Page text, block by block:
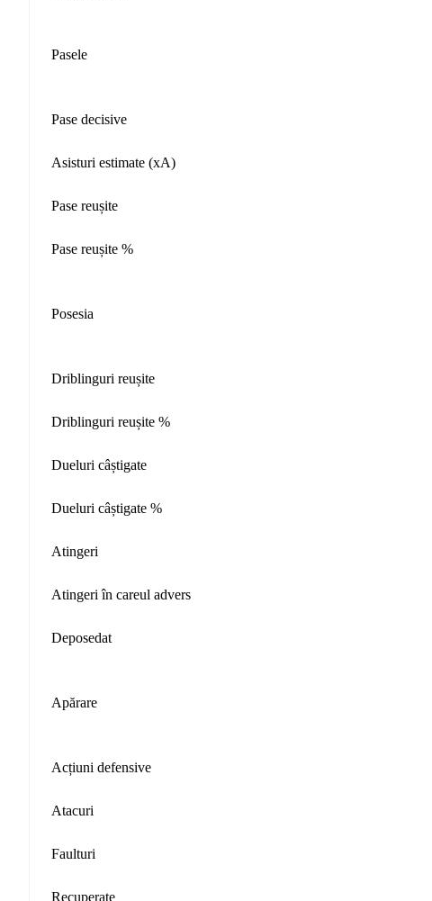
Pasele
Pase decisive
Asisturi estimate (xA)
Pase reușite
Pase reușite %
Posesia
Driblinguri reușite
Driblinguri reușite %
Dueluri câștigate
Dueluri câștigate %
Atingeri
Atingeri în careul advers
Deposedat
Apărare
Acțiuni defensive
Atacuri
Faulturi
Recuperate